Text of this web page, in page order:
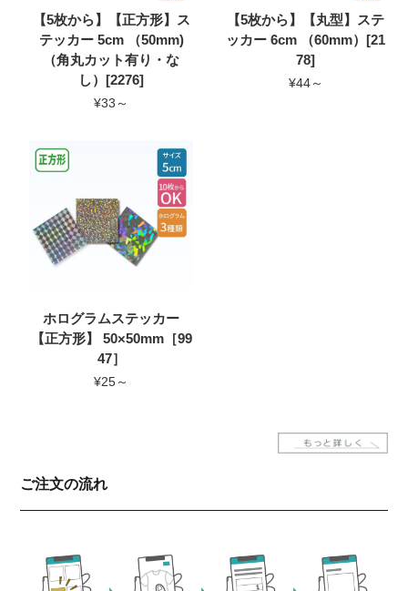
【5枚から】【正方形】ス
テッカー 5cm （50mm)
（角丸カット有り・な
し）[2276]
¥33～
【5枚から】【丸型】ステ
ッカー 6cm （60mm）[21
78]
¥44～
ホログラムステッカー
【正方形】 50×50mm［99
47］
¥25～
ご注文の流れ